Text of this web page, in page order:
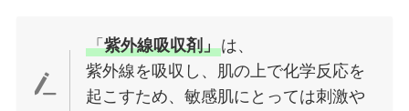
「紫外線吸収剤」は、
紫外線を吸収し、肌の上で化学反応を
起こすため、敏感肌にとっては刺激や